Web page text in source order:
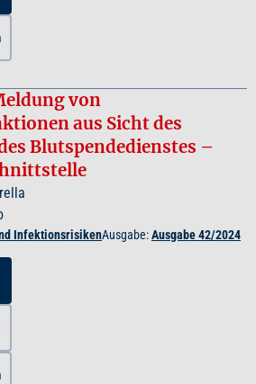
von
aus Sicht des
Blutspendedienstes –
InfektionsrisikenAusgabe:Ausgabe 42/2024